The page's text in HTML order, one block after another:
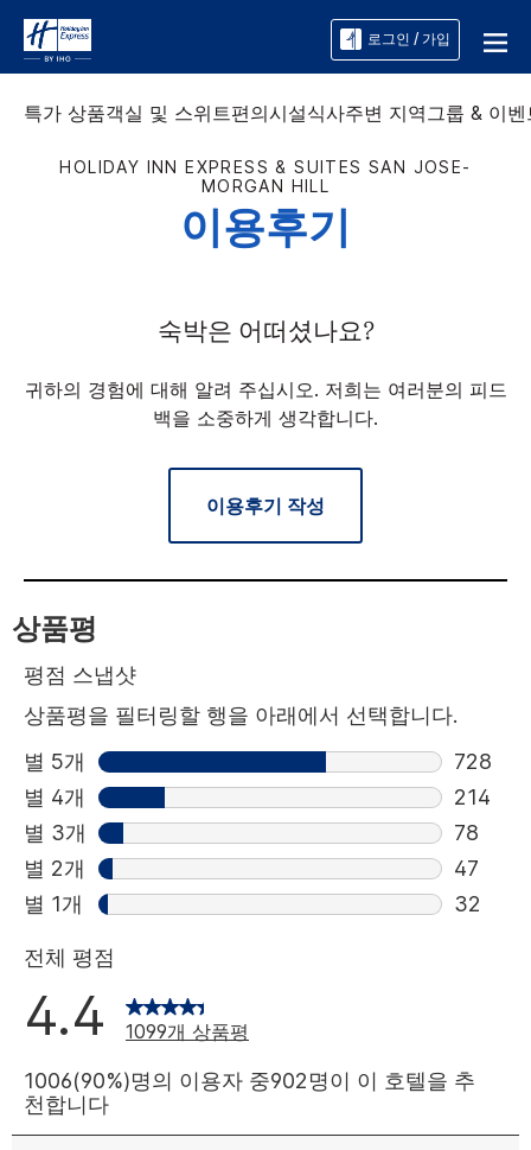
로그인 / 가입
특가 상품객실 및 스위트편의시설식사주변 지역그룹 & 이벤
HOLIDAY INN EXPRESS & SUITES SAN JOSE-
MORGAN HILL
이용후기
숙박은 어떠셨나요?
귀하의 경험에 대해 알려 주십시오. 저희는 여러분의 피드
백을 소중하게 생각합니다.
이용후기 작성